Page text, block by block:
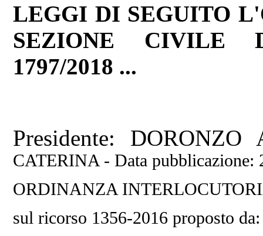
LEGGI DI SEGUITO
SEZIONE CIVILE
1797/2018 ...
Presidente:
CATERINA -Data pubblicazione:
ORDINANZA
sul ricorso 1356-2016 proposto da: